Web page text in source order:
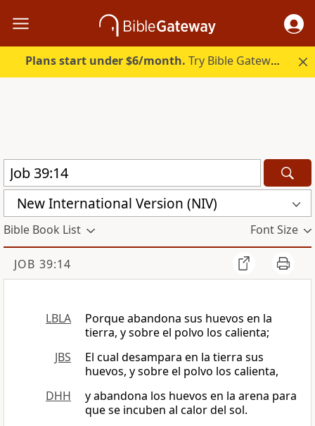
Plans start under $6/month. Try Bible Gateway Plus.
New International Version (NIV)
Bible Book List Font Size
JOB 39:14
LBLA
Porque abandona sus huevos en la
tierra, y sobre el polvo los calienta;
JBS
El cual desampara en la tierra sus
huevos, y sobre el polvo los calienta,
DHH
y abandona los huevos en la arena para
que se incuben al calor del sol.